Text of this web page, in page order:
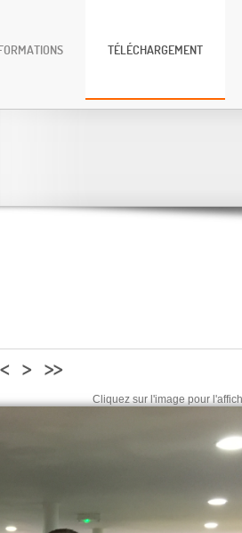
TÉLÉCHARGEMENT
< > >>
Cliquez sur l'image pour